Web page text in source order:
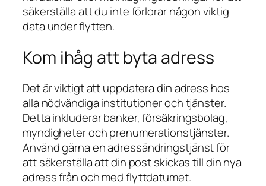
säkerställa att du inte förlorar någon viktig
data under flytten.
Kom ihåg att byta adress
Det är viktigt att uppdatera din adress hos
alla nödvändiga institutioner och tjänster.
Detta inkluderar banker, försäkringsbolag,
myndigheter och prenumerationstjänster.
Använd gärna en adressändringstjänst för
att säkerställa att din post skickas till din nya
adress från och med flyttdatumet.